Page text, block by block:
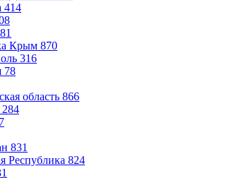
414
81
Крым 870
316
78
область 866
284
831
Республика 824